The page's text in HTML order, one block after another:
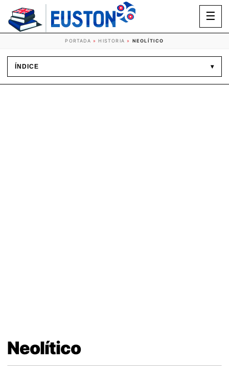
☰
PORTADA »HISTORIA » NEOLÍTICO
ÍNDICE ▾
Neolítico